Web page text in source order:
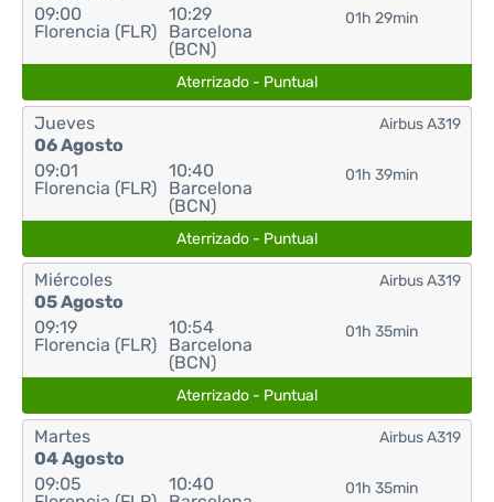
09:00
Florencia (FLR)
10:29
Barcelona
(BCN)
01h 29min
Aterrizado - Puntual
Jueves
06 Agosto
09:01
Florencia (FLR)
10:40
Barcelona
(BCN)
01h 39min
Airbus A319
Aterrizado - Puntual
Miércoles
05 Agosto
09:19
Florencia (FLR)
10:54
Barcelona
(BCN)
01h 35min
Airbus A319
Aterrizado - Puntual
Martes
04 Agosto
09:05
10:40
01h 35min
Airbus A319